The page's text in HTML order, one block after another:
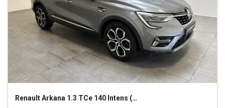
RenaultArkana 1.3 TCe 140 Intens (EURO 6d)